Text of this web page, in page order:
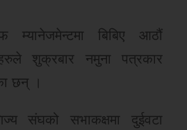
बिबिए आठौं
शुक्रबार नमुना पत्रकार
छन् ।
संघको सभाकक्षमा दुईवटा